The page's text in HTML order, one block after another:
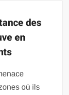
des
en
où ils